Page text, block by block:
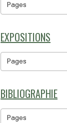
EXPOSITIONS
BIBLIOGRAPHIE